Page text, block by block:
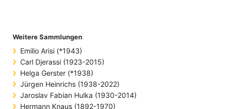
Weitere Sammlungen
Emilio Arisi (*1943)
Carl Djerassi (1923-2015)
Helga Gerster (*1938)
Jürgen Heinrichs (1938-2022)
Jaroslav Fabian Hulka (1930-2014)
Hermann Knaus (1892-1970)